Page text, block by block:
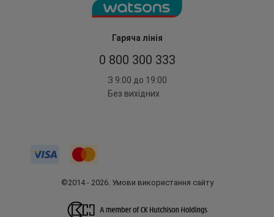
Гаряча лінія
0 800 300 333
З 9:00 до 19:00
Без вихідних
©2014 - 2026. Умови використання сайту